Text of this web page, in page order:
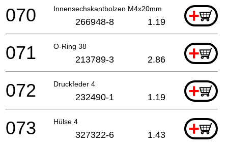
Innensechskantbolzen M4x20mm +
070 266948-8 1.19
O-Ring 38 +
071 213789-3 2.86
Druckfeder 4 +
072 232490-1 1.19
Hülse 4 +
073 327322-6 1.43